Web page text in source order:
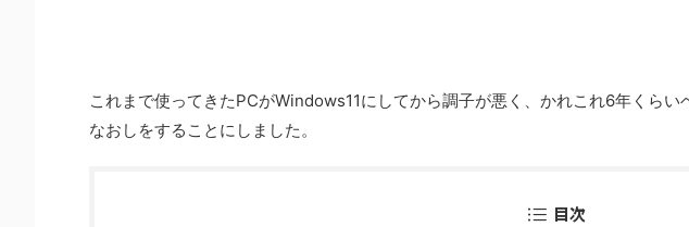
これまで使ってきたPCがWindows11にしてから調子が悪く、かれこれ6年くら
なおしをすることにしました。
目次